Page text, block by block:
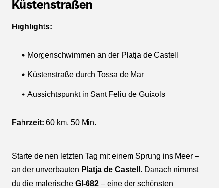
Küstenstraßen
Highlights:
Morgenschwimmen an der Platja de Castell
Küstenstraße durch Tossa de Mar
Aussichtspunkt in Sant Feliu de Guíxols
Fahrzeit: 60 km, 50 Min.
Starte deinen letzten Tag mit einem Sprung ins Meer –
an der unverbauten Platja de Castell . Danach nimmst
du die malerische GI-682 – eine der schönsten